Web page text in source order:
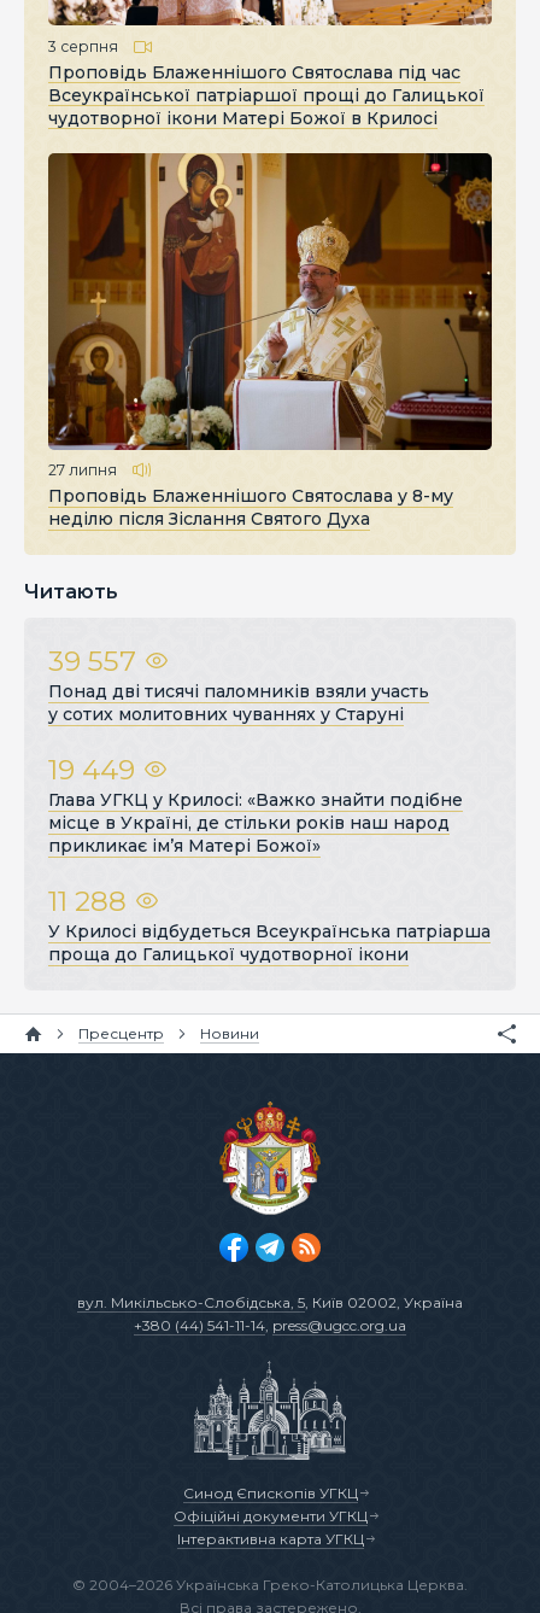
3 серпня
Проповідь Блаженнішого Святослава під час
Всеукраїнської патріаршої прощі до Галицької
чудотворної ікони Матері Божої в Крилосі
27 липня
Проповідь Блаженнішого Святослава у 8-му
неділю після Зіслання Святого Духа
Читають
39 557
Понад дві тисячі паломників взяли участь
у сотих молитовних чуваннях у Старуні
19 449
Глава УГКЦ у Крилосі: «Важко знайти подібне
місце в Україні, де стільки років наш народ
прикликає ім’я Матері Божої»
11 288
У Крилосі відбудеться Всеукраїнська патріарша
проща до Галицької чудотворної ікони
Пресцентр Новини
вул. Микільсько-Слобідська, 5, Київ 02002, Україна
+380 (44) 541-11-14, press@ugcc.org.ua
Синод Єпископів УГКЦ
Офіційні документи УГКЦ
Інтерактивна карта УГКЦ
© 2004–2026 Українська Греко-Католицька Церква.
Всі права застережено.